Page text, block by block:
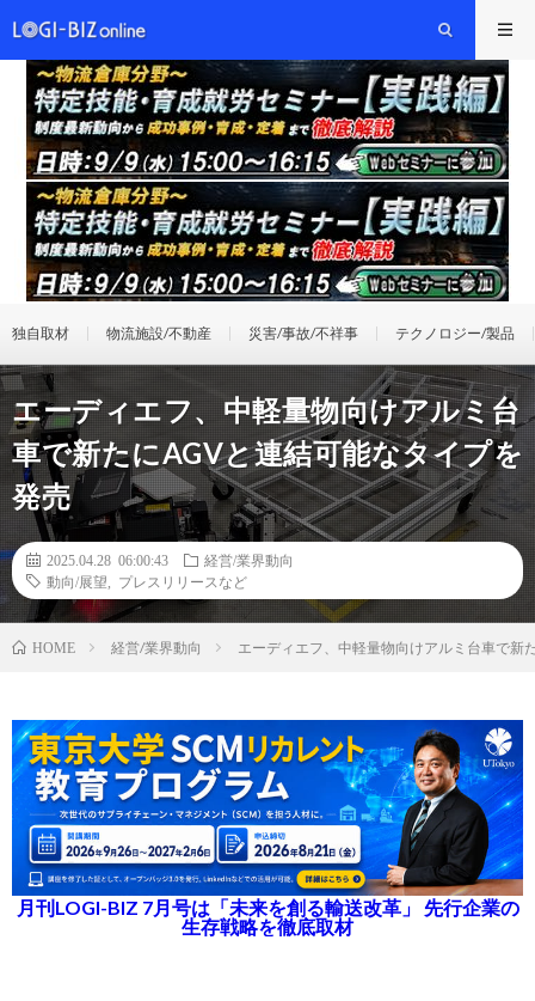
独自取材 物流施設/不動産 災害/事故/不祥事 テクノロジー/製品
エーディエフ、中軽量物向けアルミ台
車で新たにAGVと連結可能なタイプを
発売
2025.04.28 06:00:43
経営/業界動向
動向/展望
プレスリリースなど
HOME 経営/業界動向 エーディエフ、中軽量物向けアルミ台車で新
月刊LOGI-BIZ 7月号は「未来を創る輸送改革」 先行企業の
生存戦略を徹底取材